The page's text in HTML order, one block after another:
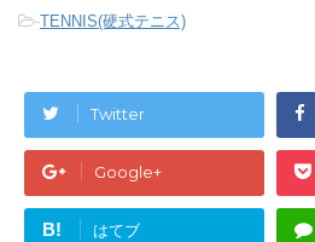
-TENNIS(硬式テニス)
Twitter
Google+
B! はてブ